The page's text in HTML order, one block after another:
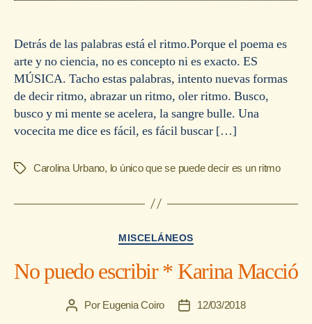
Detrás de las palabras está el ritmo.Porque el poema es
arte y no ciencia, no es concepto ni es exacto. ES
MÚSICA. Tacho estas palabras, intento nuevas formas
de decir ritmo, abrazar un ritmo, oler ritmo. Busco,
busco y mi mente se acelera, la sangre bulle. Una
vocecita me dice es fácil, es fácil buscar […]
EtiquetasCarolina Urbano, lo único que se puede decir es un ritmo
Categorías
MISCELÁNEOS
No puedo escribir * Karina Macció
Autor
Por Eugenia Coiro
Fecha12/03/2018